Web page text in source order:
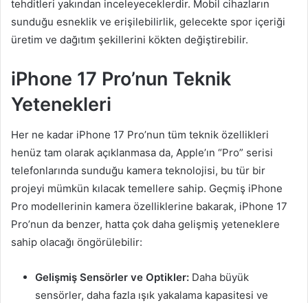
tehditleri yakından inceleyeceklerdir. Mobil cihazların
sunduğu esneklik ve erişilebilirlik, gelecekte spor içeriği
üretim ve dağıtım şekillerini kökten değiştirebilir.
iPhone 17 Pro’nun Teknik
Yetenekleri
Her ne kadar iPhone 17 Pro’nun tüm teknik özellikleri
henüz tam olarak açıklanmasa da, Apple’ın “Pro” serisi
telefonlarında sunduğu kamera teknolojisi, bu tür bir
projeyi mümkün kılacak temellere sahip. Geçmiş iPhone
Pro modellerinin kamera özelliklerine bakarak, iPhone 17
Pro’nun da benzer, hatta çok daha gelişmiş yeteneklere
sahip olacağı öngörülebilir:
Gelişmiş Sensörler ve Optikler: Daha büyük
sensörler, daha fazla ışık yakalama kapasitesi ve